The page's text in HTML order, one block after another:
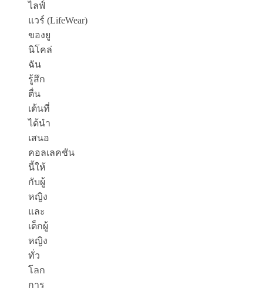
ไลฟ์
แวร์ (LifeWear)
ของยู
นิโคล่
ฉัน
รู้สึก
ตื่น
เต้นที่
ได้นำ
เสนอ
คอลเลคชัน
นี้ให้
กับผู้
หญิง
และ
เด็กผู้
หญิง
ทั่ว
โลก
การ